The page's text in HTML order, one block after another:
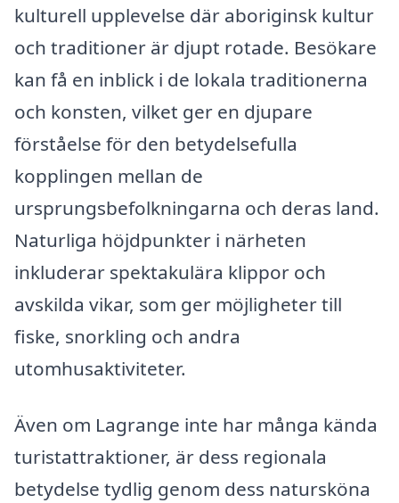
kulturell upplevelse där aboriginsk kultur
och traditioner är djupt rotade. Besökare
kan få en inblick i de lokala traditionerna
och konsten, vilket ger en djupare
förståelse för den betydelsefulla
kopplingen mellan de
ursprungsbefolkningarna och deras land.
Naturliga höjdpunkter i närheten
inkluderar spektakulära klippor och
avskilda vikar, som ger möjligheter till
fiske, snorkling och andra
utomhusaktiviteter.
Även om Lagrange inte har många kända
turistattraktioner, är dess regionala
betydelse tydlig genom dess natursköna